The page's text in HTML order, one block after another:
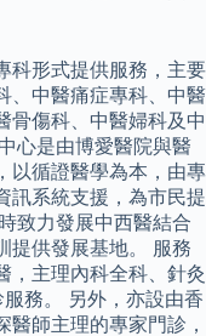
科形式提供服務，主要
、中醫痛症專科、中醫
骨傷科、中醫婦科及中
心是由博愛醫院與醫
以循證醫學為本，由專
訊系統支援，為市民提
致力發展中西醫結合
提供發展基地。 服務
，主理內科全科、針灸
務。 另外，亦設由香
師主理的專家門診，